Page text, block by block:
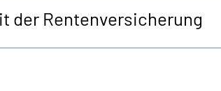
der Rentenversicherung